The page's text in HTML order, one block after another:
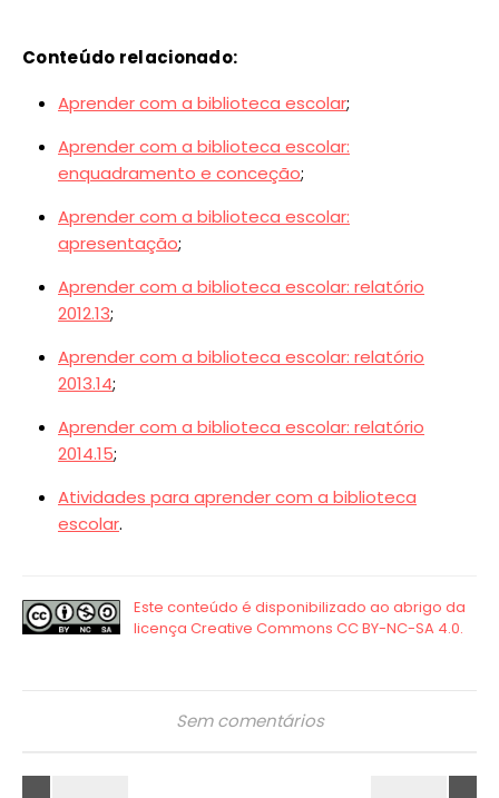
Conteúdo relacionado:
Aprender com a biblioteca escolar;
Aprender com a biblioteca escolar:
enquadramento e conceção;
Aprender com a biblioteca escolar:
apresentação;
Aprender com a biblioteca escolar: relatório
2012.13;
Aprender com a biblioteca escolar: relatório
2013.14;
Aprender com a biblioteca escolar: relatório
2014.15;
Atividades para aprender com a biblioteca
escolar.
Sem comentários